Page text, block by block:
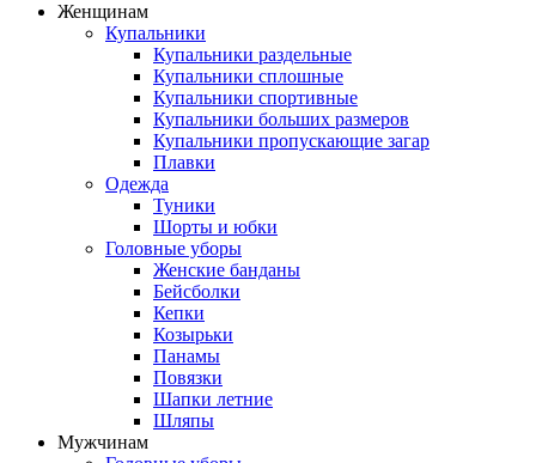
Женщинам
Купальники
Купальники раздельные
Купальники сплошные
Купальники спортивные
Купальники больших размеров
Купальники пропускающие загар
Плавки
Одежда
Туники
Шорты и юбки
Головные уборы
Женские банданы
Бейсболки
Кепки
Козырьки
Панамы
Повязки
Шапки летние
Шляпы
Мужчинам